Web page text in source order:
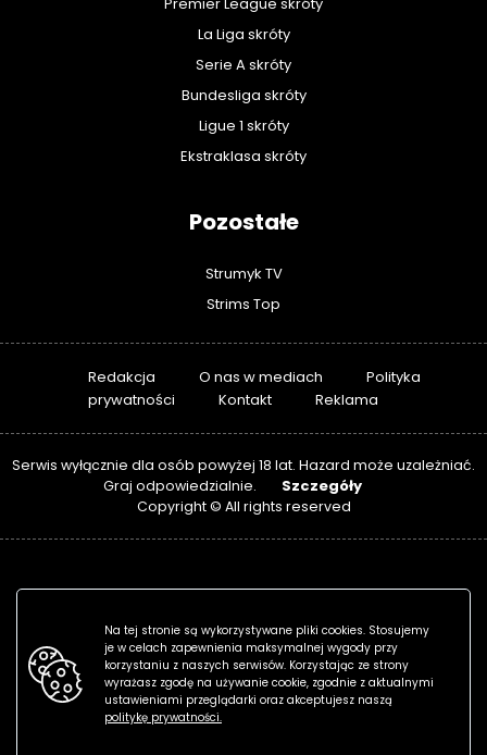
La Liga skróty
Serie A skróty
Bundesliga skróty
Ligue 1 skróty
Ekstraklasa skróty
Pozostałe
Strumyk TV
Strims Top
Redakcja O nas w mediach
Polityka
prywatności
Kontakt Reklama
Serwis wyłącznie dla osób powyżej 18 lat. Hazard może uzależniać.
Graj odpowiedzialnie.
Szczegóły
Copyright © All rights reserved
Na tej stronie są wykorzystywane pliki cookies. Stosujemy
je w celach zapewnienia maksymalnej wygody przy
korzystaniu z naszych serwisów. Korzystając ze strony
wyrażasz zgodę na używanie cookie, zgodnie z aktualnymi
ustawieniami przeglądarki oraz akceptujesz naszą
politykę prywatności.